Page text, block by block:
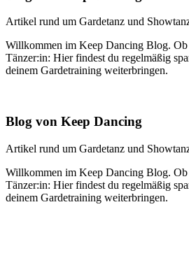
Artikel rund um Gardetanz und
Willkommen im Keep Dancing Blog. Ob
Tänzer:in: Hier findest du regelmäßig
deinem Gardetraining weiterbringen.
Blog von Keep Dancing
Artikel rund um Gardetanz und
Willkommen im Keep Dancing Blog. Ob
Tänzer:in: Hier findest du regelmäßig
deinem Gardetraining weiterbringen.